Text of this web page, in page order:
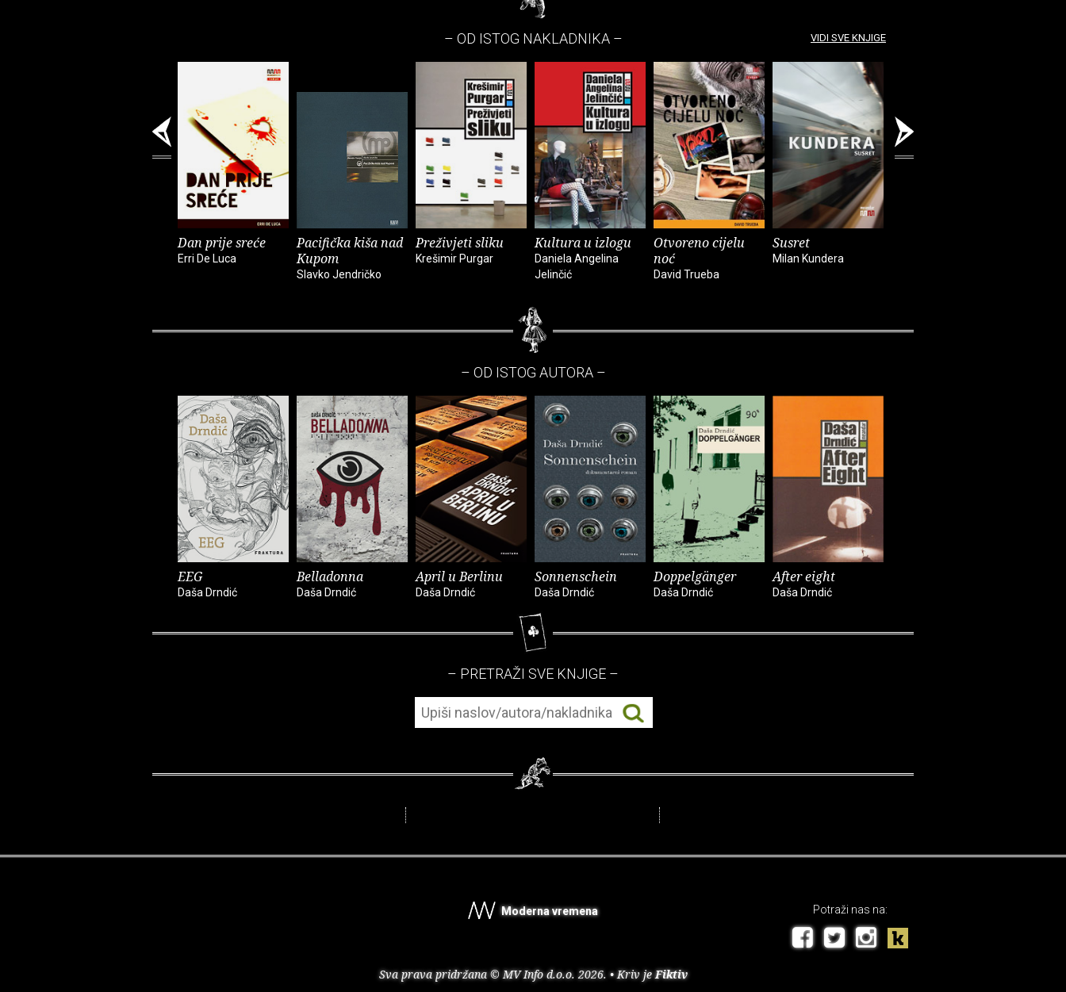
– OD ISTOG NAKLADNIKA –
Dan prije sreće
Erri De Luca
Pacifička kiša nad
Kupom
Slavko Jendričko
Preživjeti sliku
Krešimir Purgar
Kultura u izlogu
Daniela Angelina
Jelinčić
Otvoreno cijelu
noć
David Trueba
Susret
Milan Kundera
VIDI SVE KNJIGE
– OD ISTOG AUTORA –
EEG
Daša Drndić
Belladonna
Daša Drndić
April u Berlinu
Daša Drndić
Sonnenschein
Daša Drndić
Doppelgänger
Daša Drndić
After eight
Daša Drndić
– PRETRAŽI SVE KNJIGE –
Moderna vremena
Sva prava pridržana © MV Info d.o.o. 2026. • Kriv jeFiktiv
Potraži nas na: